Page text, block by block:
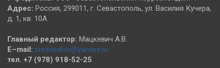
Адрес: Россия, 299011, г. Севастополь, ул. Василия Кучера,
д. 1, кв. 10А
Главный редактор: Мацкевич А.В.
E–mail: pressevkor@yandex.ru
тел. +7 (978) 918-52-25